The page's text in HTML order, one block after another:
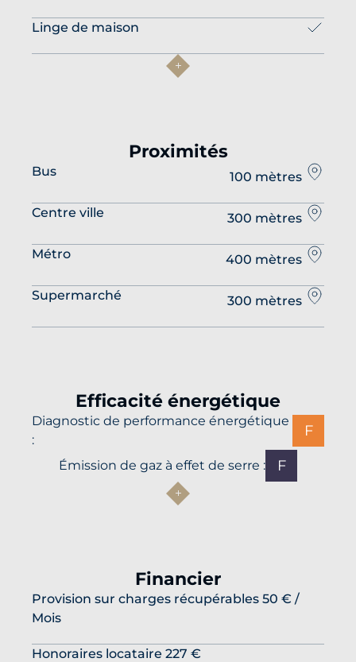
Linge de maison
Proximités
Bus 100 mètres
Centre ville 300 mètres
Métro 400 mètres
Supermarché 300 mètres
Efficacité énergétique
Diagnostic de performance énergétique
:
F
Émission de gaz à effet de serre : F
Financier
Provision sur charges récupérables 50 € /
Mois
Honoraires locataire 227 €